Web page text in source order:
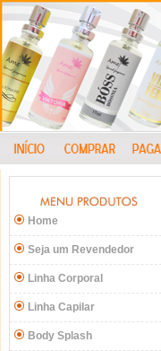
Home
Seja um Revendedor
Linha Corporal
Linha Capilar
Body Splash